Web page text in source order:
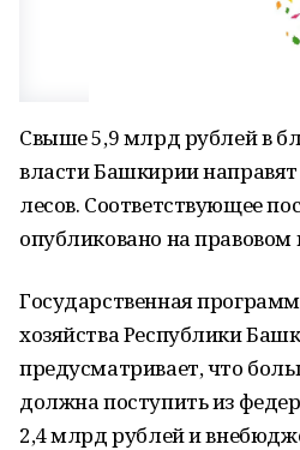
Свыше 5,9 млрд рублей в
власти Башкирии
лесов. Соответствующее
опубликовано на правовом
Государственная
хозяйства Республики
предусматривает, что
должна поступить из
2,4 млрд рублей и